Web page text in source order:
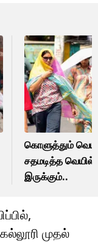
கொளுத்தும்
சதமடித்த
இருக்கும்..
முதல்